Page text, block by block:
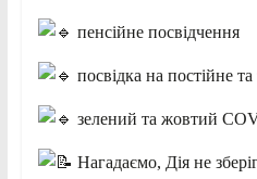
пенсійне посвідчення
посвідка на постійне
зелений та жовтий
Нагадаємо, Дія не